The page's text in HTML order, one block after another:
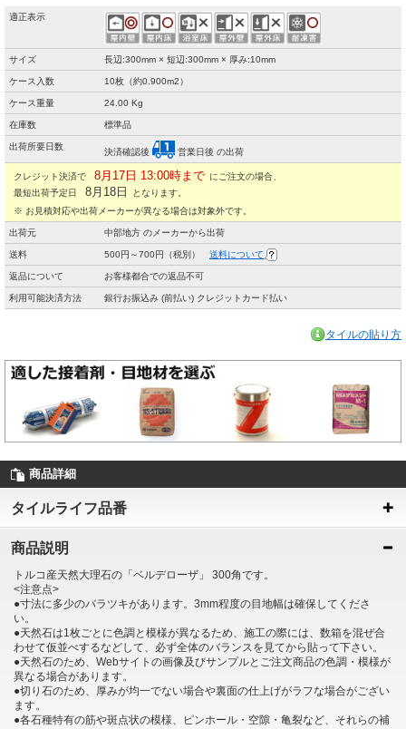
適正表示
サイズ 長辺:300mm × 短辺:300mm × 厚み:10mm
ケース入数 10枚（約0.900m2）
ケース重量 24.00 Kg
在庫数 標準品
出荷所要日数
決済確認後 営業日後 の出荷
クレジット決済で 8月17日 13:00時まで にご注文の場合、
最短出荷予定日
8月18日
となります。
※ お見積対応や出荷メーカーが異なる場合は対象外です。
出荷元 中部地方 のメーカーから出荷
送料 500円～700円（税別） 送料について
返品について お客様都合での返品不可
利用可能決済方法 銀行お振込み (前払い) クレジットカード払い
タイルの貼り方
商品詳細
タイルライフ品番
商品説明
トルコ産天然大理石の「ベルデローザ」 300角です。
<注意点>
●寸法に多少のバラツキがあります。3mm程度の目地幅は確保してくださ
い。
●天然石は1枚ごとに色調と模様が異なるため、施工の際には、数箱を混ぜ合
わせて仮並べするなどして、必ず全体のバランスを見てから貼って下さい。
●天然石のため、Webサイトの画像及びサンプルとご注文商品の色調・模様が
異なる場合があります。
●切り石のため、厚みが均一でない場合や裏面の仕上げがラフな場合がござい
ます。
●各石種特有の筋や斑点状の模様、ピンホール・空隙・亀裂など、それらの補